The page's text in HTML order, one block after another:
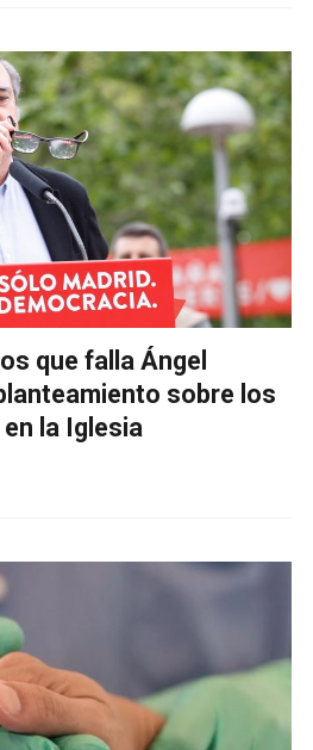
que falla Ángel
sobre los
la Iglesia